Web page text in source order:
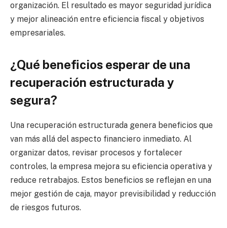
organización. El resultado es mayor seguridad jurídica
y mejor alineación entre eficiencia fiscal y objetivos
empresariales.
¿Qué beneficios esperar de una
recuperación estructurada y
segura?
Una recuperación estructurada genera beneficios que
van más allá del aspecto financiero inmediato. Al
organizar datos, revisar procesos y fortalecer
controles, la empresa mejora su eficiencia operativa y
reduce retrabajos. Estos beneficios se reflejan en una
mejor gestión de caja, mayor previsibilidad y reducción
de riesgos futuros.